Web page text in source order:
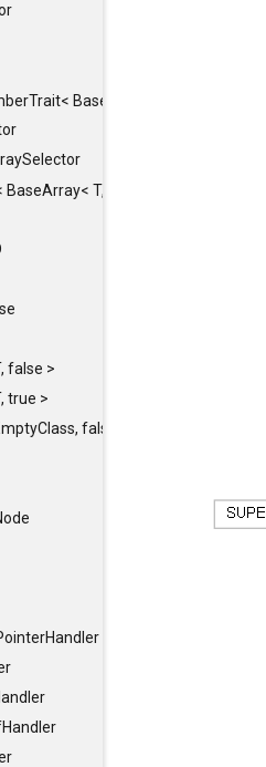
BaseArray< TO >,
T, MINCHUNKSIZE,
false >
true >
false >